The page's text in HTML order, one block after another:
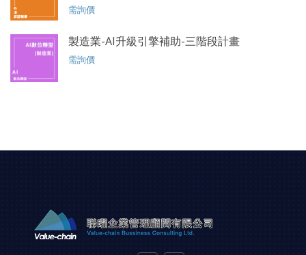
需詢價
製造業-AI升級引擎補助-三階段計畫
需詢價